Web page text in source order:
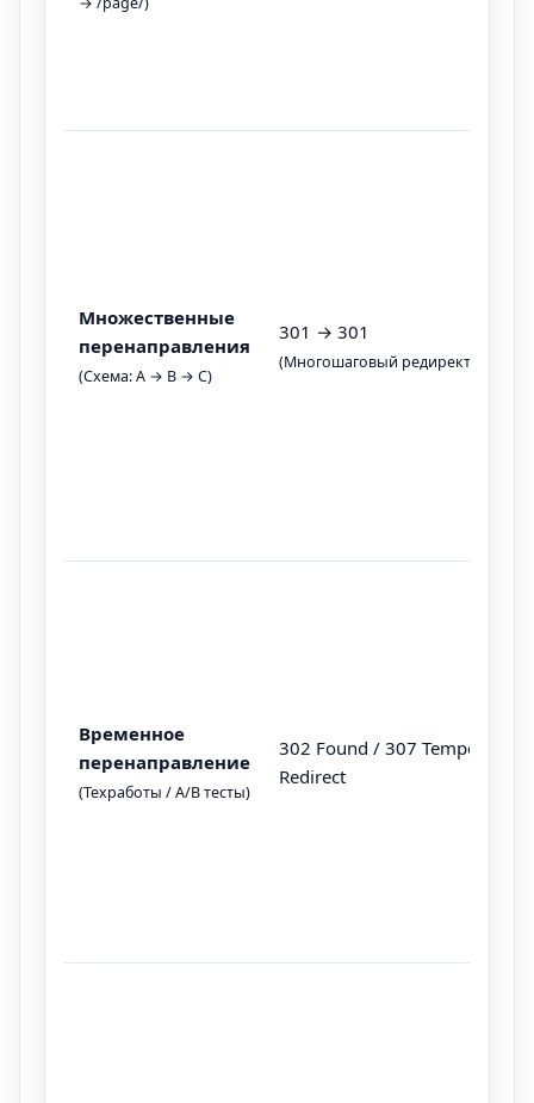
Множественные
перенаправления
(Схема: A → B → C)
301 → 301
(Многошаговый редирект)
Временное
перенаправление
(Техработы / А/В тесты)
302 Found / 307 Temporary
Redirect